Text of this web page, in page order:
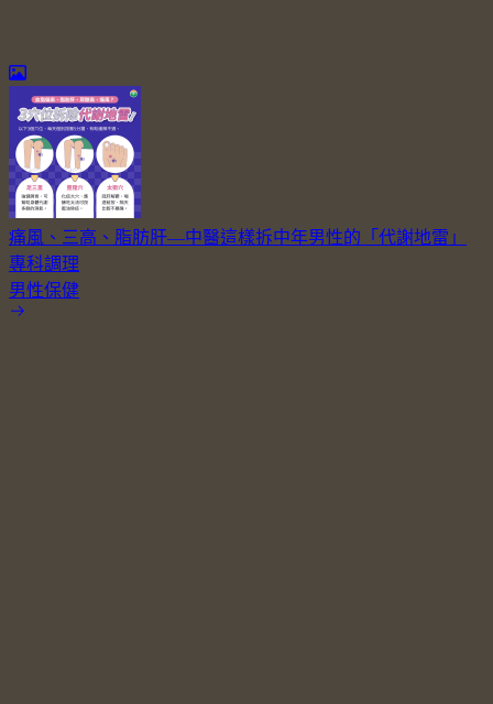
痛風、三高、脂肪肝—中醫這樣拆中年男性的「代謝地雷」
專科調理
男性保健